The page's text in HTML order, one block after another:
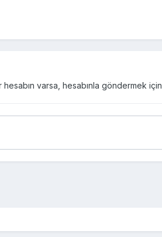
varsa, hesabınla göndermek için